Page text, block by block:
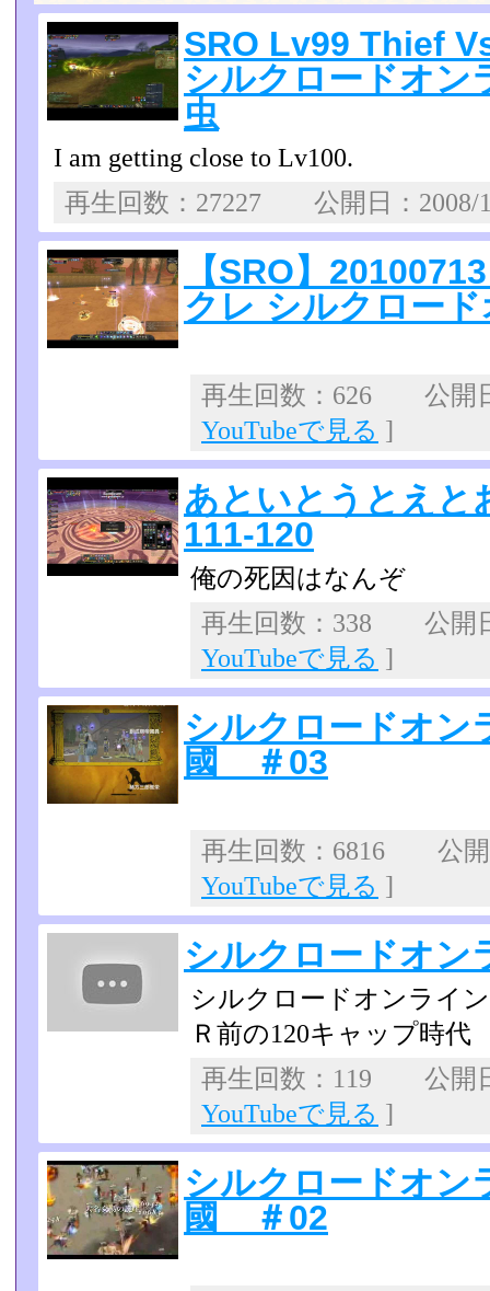
SRO Lv99 Thief
シルクロードオ
虫
I am getting close to Lv100.
再生回数：27227 公開日：
【SRO】
クレ シルクロー
再生回数：626 公開
YouTubeで見る ]
あといとうとえ
111-120
俺の死因はなんぞ
再生回数：338 公開
YouTubeで見る ]
シルクロードオ
國 ＃03
再生回数：6816 公
YouTubeで見る ]
シルクロードオン
シルクロードオンライ
Ｒ前の120キャップ時代
再生回数：119 公開
YouTubeで見る ]
シルクロードオ
國 ＃02